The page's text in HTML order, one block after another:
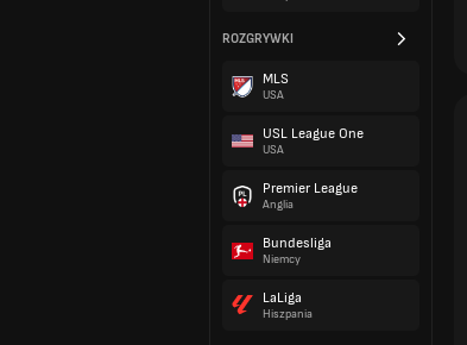
ROZGRYWKI
MLS
USA
USL League One
USA
Premier League
Anglia
Bundesliga
Niemcy
LaLiga
Hiszpania